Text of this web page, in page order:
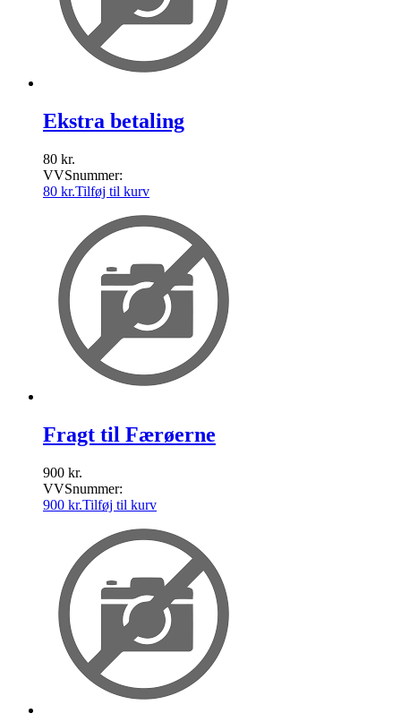
Ekstra betaling
80 kr.
VVSnummer:
80 kr.Tilføj til kurv
Fragt til Færøerne
900 kr.
VVSnummer:
900 kr.Tilføj til kurv